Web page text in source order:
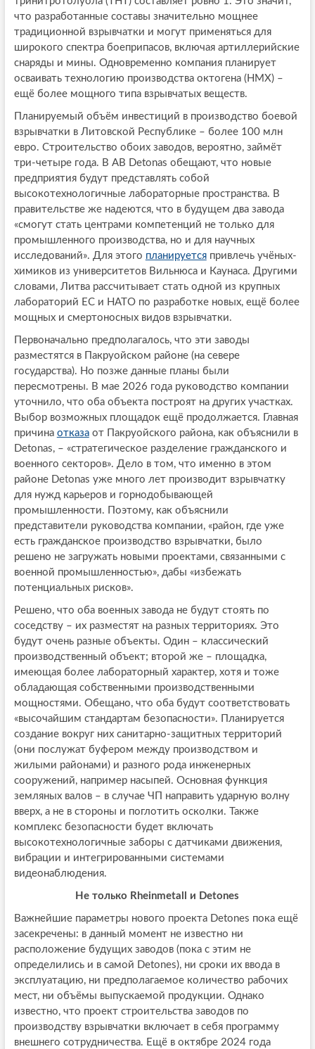
что разработанные составы значительно мощнее
традиционной взрывчатки и могут применяться для
широкого спектра боеприпасов, включая артиллерийские
снаряды и мины. Одновременно компания планирует
осваивать технологию производства октогена (HMX) –
ещё более мощного типа взрывчатых веществ.
Планируемый объём инвестиций в производство боевой
взрывчатки в Литовской Республике – более 100 млн
евро. Строительство обоих заводов, вероятно, займёт
три-четыре года. В AB Detonas обещают, что новые
предприятия будут представлять собой
высокотехнологичные лабораторные пространства. В
правительстве же надеются, что в будущем два завода
«смогут стать центрами компетенций не только для
промышленного производства, но и для научных
исследований». Для этого планируетсяпривлечь учёных-
химиков из университетов Вильнюса и Каунаса. Другими
словами, Литва рассчитывает стать одной из крупных
лабораторий ЕС и НАТО по разработке новых, ещё более
мощных и смертоносных видов взрывчатки.
Первоначально предполагалось, что эти заводы
разместятся в Пакруойском районе (на севере
государства). Но позже данные планы были
пересмотрены. В мае 2026 года руководство компании
уточнило, что оба объекта построят на других участках.
Выбор возможных площадок ещё продолжается. Главная
причина отказаот Пакруойского района, как объяснили в
Detonas, – «стратегическое разделение гражданского и
военного секторов». Дело в том, что именно в этом
районе Detonas уже много лет производит взрывчатку
для нужд карьеров и горнодобывающей
промышленности. Поэтому, как объяснили
представители руководства компании, «район, где уже
есть гражданское производство взрывчатки, было
решено не загружать новыми проектами, связанными с
военной промышленностью», дабы «избежать
потенциальных рисков».
Решено, что оба военных завода не будут стоять по
соседству – их разместят на разных территориях. Это
будут очень разные объекты. Один – классический
производственный объект; второй же – площадка,
имеющая более лабораторный характер, хотя и тоже
обладающая собственными производственными
мощностями. Обещано, что оба будут соответствовать
«высочайшим стандартам безопасности». Планируется
создание вокруг них санитарно-защитных территорий
(они послужат буфером между производством и
жилыми районами) и разного рода инженерных
сооружений, например насыпей. Основная функция
земляных валов – в случае ЧП направить ударную волну
вверх, а не в стороны и поглотить осколки. Также
комплекс безопасности будет включать
высокотехнологичные заборы с датчиками движения,
вибрации и интегрированными системами
видеонаблюдения.
Не только Rheinmetall и Detones
Важнейшие параметры нового проекта Detones пока ещё
засекречены: в данный момент не известно ни
расположение будущих заводов (пока с этим не
определились и в самой Detones), ни сроки их ввода в
эксплуатацию, ни предполагаемое количество рабочих
мест, ни объёмы выпускаемой продукции. Однако
известно, что проект строительства заводов по
производству взрывчатки включает в себя программу
внешнего сотрудничества. Ещё в октябре 2024 года